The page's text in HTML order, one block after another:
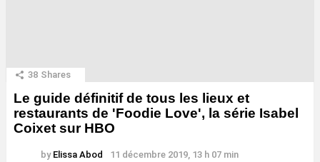
38 Shares
Le guide définitif de tous les lieux et
restaurants de 'Foodie Love', la série Isabel
Coixet sur HBO
by Elissa Abod 11 décembre 2019, 13 h 07 min